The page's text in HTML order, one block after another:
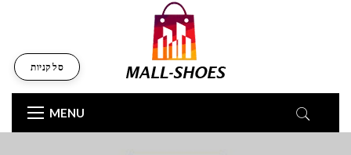
MENU
סל קניות